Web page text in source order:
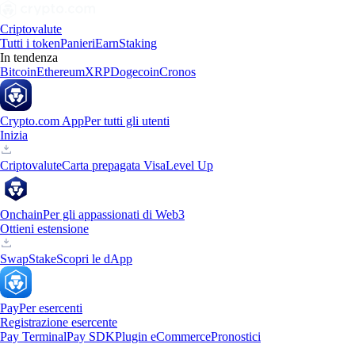
Criptovalute
Tutti i tokenPanieriEarnStaking
In tendenza
BitcoinEthereumXRPDogecoinCronos
Crypto.com AppPer tutti gli utenti
Inizia
CriptovaluteCarta prepagata VisaLevel Up
OnchainPer gli appassionati di Web3
Ottieni estensione
SwapStakeScopri le dApp
PayPer esercenti
Registrazione esercente
Pay TerminalPay SDKPlugin eCommercePronostici